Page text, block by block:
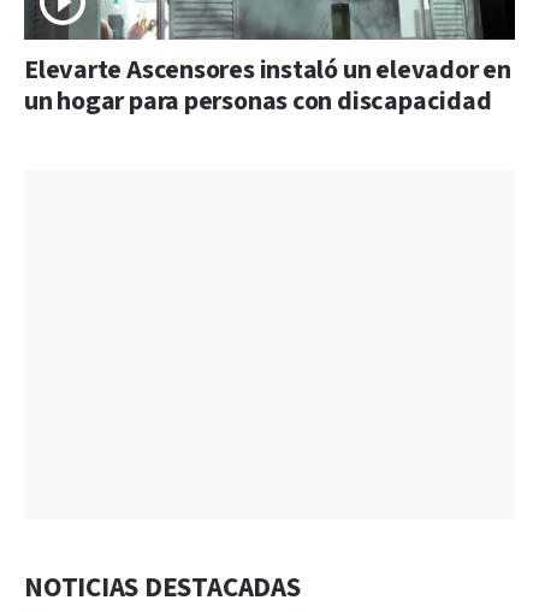
Elevarte Ascensores instaló un elevador en
un hogar para personas con discapacidad
NOTICIAS DESTACADAS